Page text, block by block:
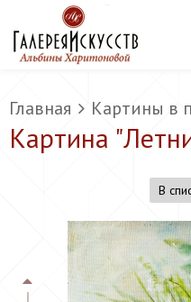
Главная Картины в
Картина "
В